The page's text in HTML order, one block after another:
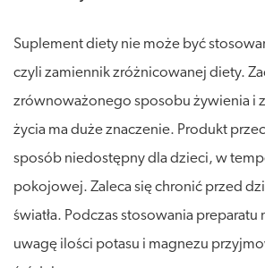
Suplement diety nie może być
czyli zamiennik zróżnicowanej diety.
zrównoważonego sposobu żywienia i
życia ma duże znaczenie. Produkt
sposób niedostępny dla dzieci, w
pokojowej. Zaleca się chronić przed
światła. Podczas stosowania preparatu
uwagę ilości potasu i magnezu